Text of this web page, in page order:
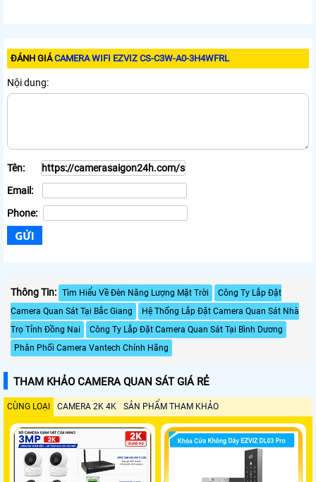
ĐÁNH GIÁCAMERA WIFI EZVIZ CS-C3W-A0-3H4WFRL
Nội dung:
Tên:
Email:
Phone:
Thông Tin: Tìm Hiểu Về Đèn Năng Lượng Mặt Trời
Công Ty Lắp Đặt
Camera Quan Sát Tại Bắc Giang
Hệ Thống Lắp Đặt Camera Quan Sát Nhà
Trọ Tỉnh Đồng Nai
Công Ty Lắp Đặt Camera Quan Sát Tại Bình Dương
Phân Phối Camera Vantech Chính Hãng
THAM KHẢO CAMERA QUAN SÁT GIÁ RẺ
CÙNG LOẠI CAMERA 2K 4K SẢN PHẨM THAM KHẢO